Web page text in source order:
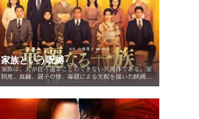
家族という呪縛
家族は、人が自ら選ぶことのできない共同体である。家
制度、血縁、親子の情、毒親による支配を描いた映画・